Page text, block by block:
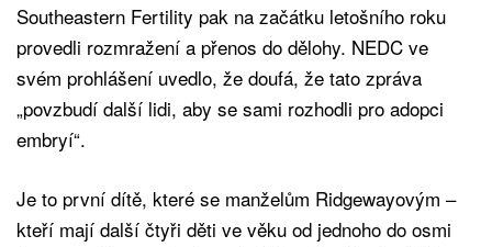
Southeastern Fertility pak na začátku letošního roku
provedli rozmražení a přenos do dělohy. NEDC ve
svém prohlášení uvedlo, že doufá, že tato zpráva
„povzbudí další lidi, aby se sami rozhodli pro adopci
embryí“.
Je to první dítě, které se manželům Ridgewayovým –
kteří mají další čtyři děti ve věku od jednoho do osmi